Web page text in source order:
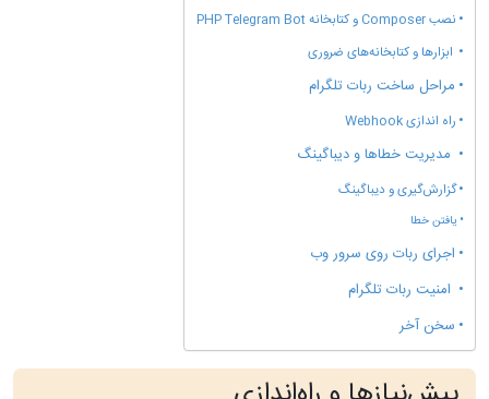
نصب Composer و کتابخانه PHP Telegram Bot
ابزارها و کتابخانه‌های ضروری
مراحل ساخت ربات تلگرام
راه اندازی Webhook
مدیریت خطاها و دیباگینگ
گزارش‌گیری و دیباگینگ
یافتن خطا
اجرای ربات روی سرور وب
امنیت ربات تلگرام
سخن آخر